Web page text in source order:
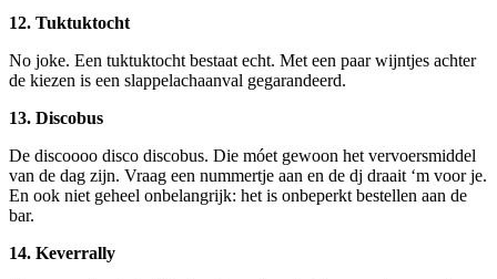
12. Tuktuktocht
No joke. Een tuktuktocht bestaat echt. Met een paar wijntjes achter
de kiezen is een slappelachaanval gegarandeerd.
13. Discobus
De discoooo disco discobus. Die móet gewoon het vervoersmiddel
van de dag zijn. Vraag een nummertje aan en de dj draait ‘m voor je.
En ook niet geheel onbelangrijk: het is onbeperkt bestellen aan de
bar.
14. Keverrally